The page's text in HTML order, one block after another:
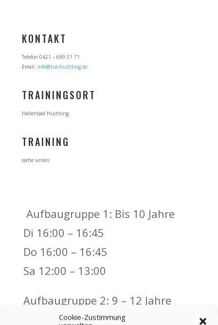
Cookie-Zustimmung
KONTAKT
Telefon 0421 – 699 51 71
Email: info@tus-huchting.de
TRAININGSORT
Hallenbad Huchting
TRAINING
siehe unten
Aufbaugruppe 1: Bis 10 Jahre
Di 16:00 – 16:45
Do 16:00 – 16:45
Sa 12:00 – 13:00
Aufbaugruppe 2: 9 – 12 Jahre
Di 16:00 – 16:45